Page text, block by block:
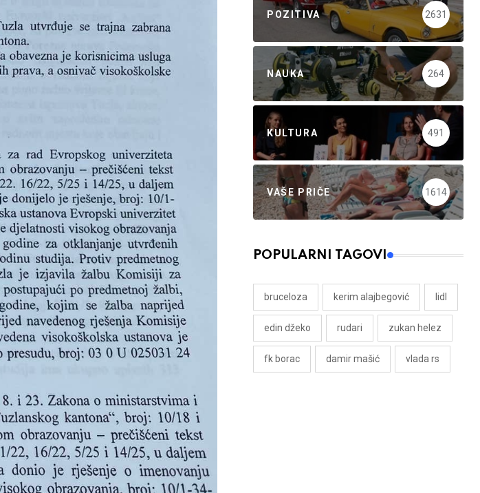
POZITIVA 2631
NAUKA 264
KULTURA 491
VAŠE PRIČE 1614
POPULARNI TAGOVI
bruceloza kerim alajbegović lidl
edin džeko rudari zukan helez
fk borac damir mašić vlada rs